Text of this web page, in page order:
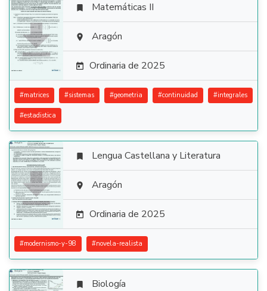

 Matemáticas II
 Aragón
 Ordinaria de 2025
#matrices #sistemas #geometria #continuidad #integrales
#estadistica

 Lengua Castellana y Literatura
 Aragón
 Ordinaria de 2025
#modernismo-y-98 #novela-realista
 Biología